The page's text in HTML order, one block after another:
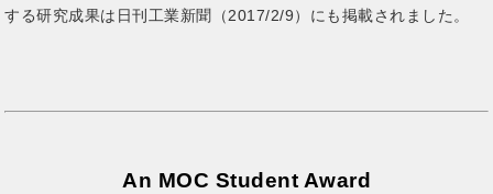
する研究成果は日刊工業新聞（2017/2/9）にも掲載されました。
An MOC Student Award